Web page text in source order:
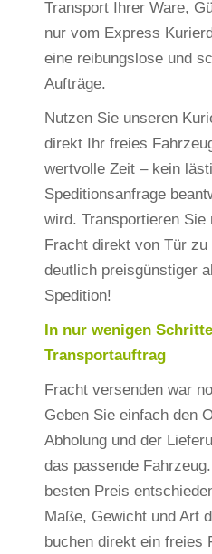
Transport Ihrer Ware,
nur vom Express
eine reibungslose und
Aufträge.
Nutzen Sie unseren
direkt Ihr freies
wertvolle Zeit – kein
Speditionsanfrage
wird. Transportieren
Fracht direkt von Tür
deutlich preisgünstiger
Spedition!
In nur wenigen
Transportauftrag
Fracht versenden war
Geben Sie einfach den
Abholung und der
das passende
besten Preis
Maße, Gewicht und Art
buchen direkt ein freies